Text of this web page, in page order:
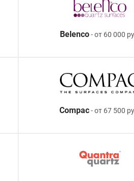
Belenco- от 60 000
Compac- от 67 500